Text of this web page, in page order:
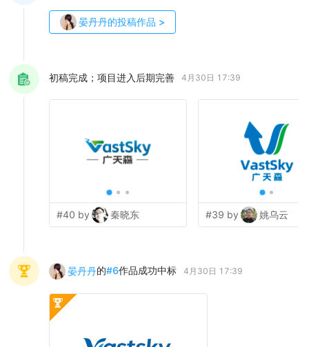
晏丹丹的投稿作品 >
初稿完成；项目进入后期完善 4月30日 17:39
#40 by 秦晓东 #39 by 姚乌云
晏丹丹的#6作品成功中标 4月30日 17:39